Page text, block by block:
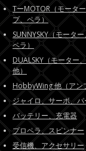
TーMOTOR（モータ
プ、ペラ）
SUNNYSKY（モータ
ペラ）
DUALSKY（モーター
他）
HobbyWing 他（アン
ジャイロ、サーボ、パ
バッテリー、充電器
プロペラ、スピンナー
受信機、アクセサリー